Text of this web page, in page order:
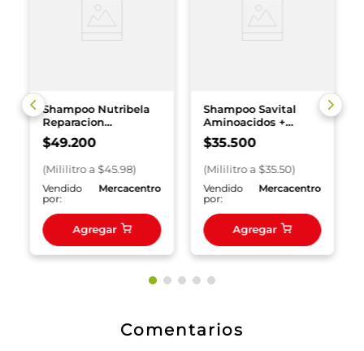
Shampoo Nutribela
Reparacion
+Acond+Tratamiento
x 1070 ml
$49.200
(Mililitroa $45.98)
Vendido
por:
Mercacentro
Agregar
Shampoo Savital
Aminoacidos +
Acondicionador x
1000 ml
$35.500
(Mililitroa $35.50)
Vendido
por:
Mercacentro
Agregar
Comentarios